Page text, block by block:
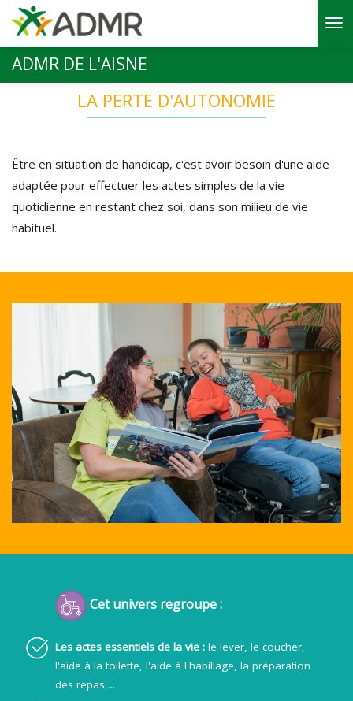
Aller au contenu principal
ADMR DE L'AISNE
LA PERTE D'AUTONOMIE
Être en situation de handicap, c'est avoir besoin d'une aide
adaptée pour effectuer les actes simples de la vie
quotidienne en restant chez soi, dans son milieu de vie
habituel.
Cet univers regroupe :
Les actes essentiels de la vie : le lever, le coucher,
l'aide à la toilette, l'aide à l'habillage, la préparation
des repas,...